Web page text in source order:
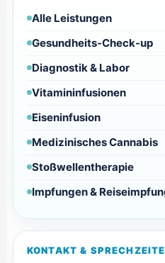
Alle Leistungen
Gesundheits-Check-up
Diagnostik & Labor
Vitamininfusionen
Eiseninfusion
Medizinisches Cannabis
Stoßwellentherapie
Impfungen &
KONTAKT &